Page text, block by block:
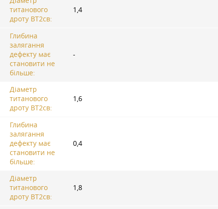
титанового
дроту ВТ2св:
1,4
Глибина
залягання
дефекту має
становити не
більше:
-
Діаметр
титанового
дроту ВТ2св:
1,6
Глибина
залягання
дефекту має
становити не
більше:
0,4
Діаметр
титанового
дроту ВТ2св:
1,8